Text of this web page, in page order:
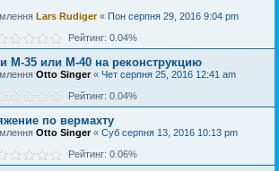
Lars Rudiger« Пон серпня 29, 2016 9:04 pm
Рейтинг: 0.04%
М-35 или М-40 на реконструкцию
Otto Singer« Чет серпня 25, 2016 12:41 am
Рейтинг: 0.04%
по вермахту
Otto Singer« Суб серпня 13, 2016 10:13 pm
Рейтинг: 0.06%